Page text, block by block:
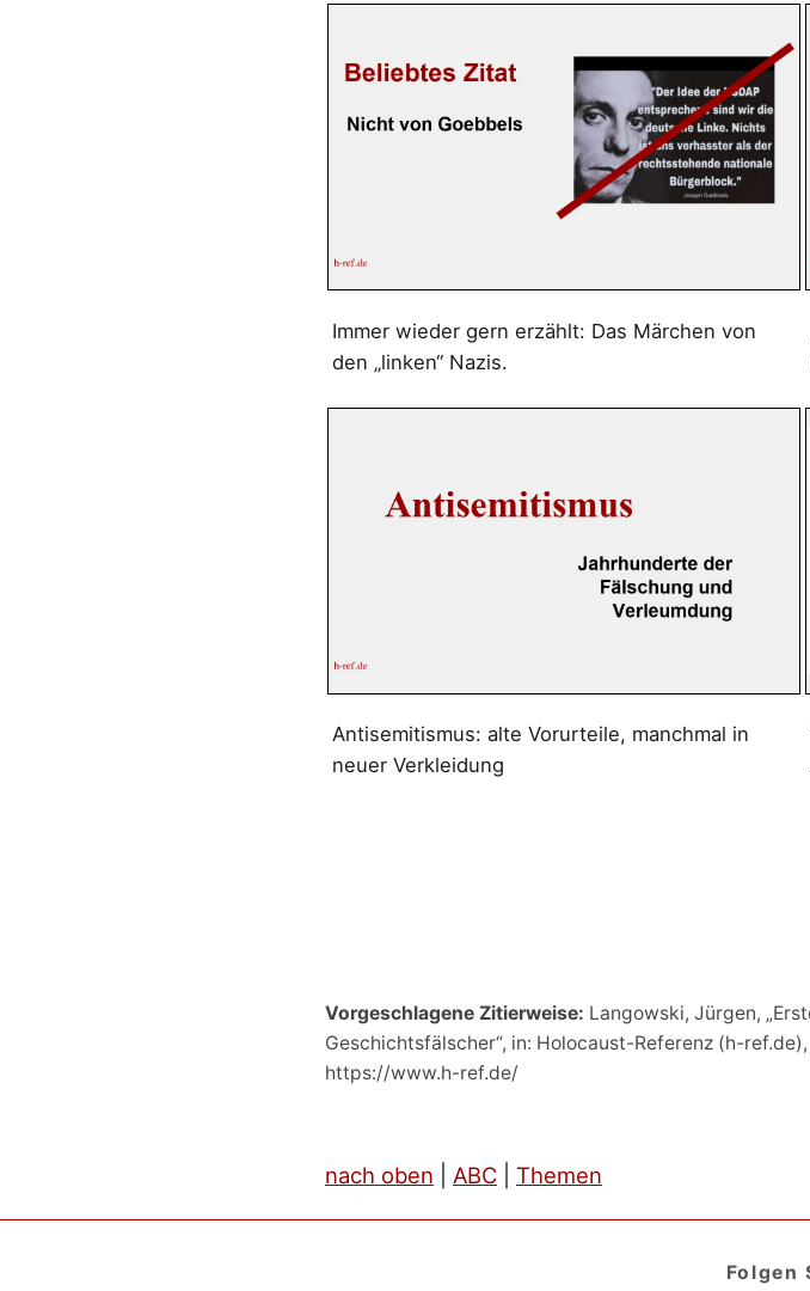
Immer wieder gern erzählt: Das Märchen von
den „linken“ Nazis.
Antisemitismus: alte Vorurteile, manchmal in
neuer Verkleidung
Vorgeschlagene Zitierweise: Langowski, Jürgen,
Geschichtsfälscher“, in: Holocaust-Referenz (h-
https://www.h-ref.de/
nach oben ABC Themen
Folgen